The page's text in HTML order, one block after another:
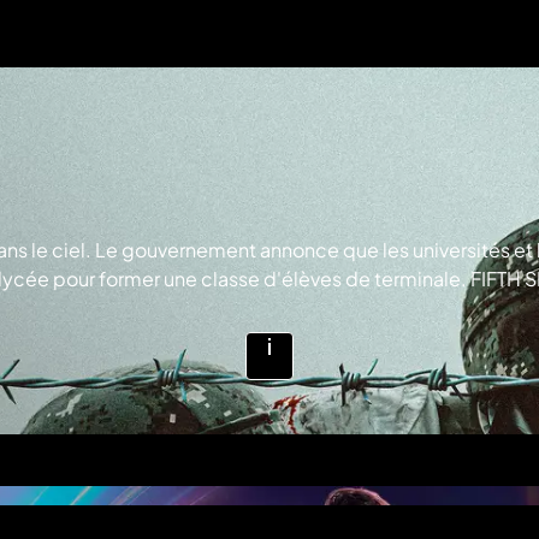
le ciel. Le gouvernement annonce que les universités
pour former une classe d'élèves de terminale. FIFTH
Voir
plus
d'infos